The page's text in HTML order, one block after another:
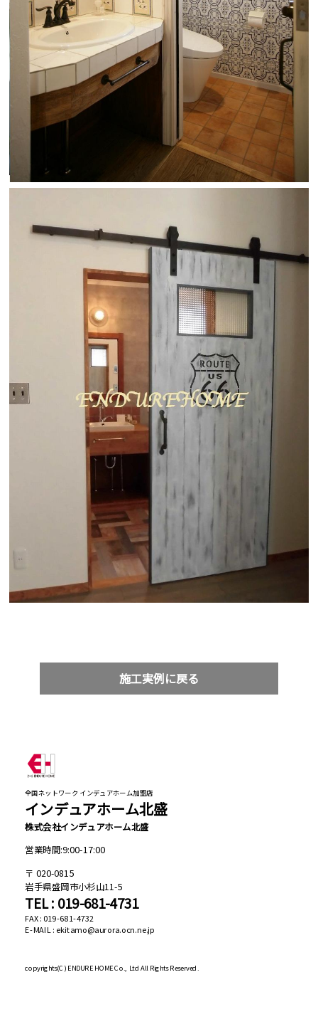
施工実例に戻る
全国ネットワーク インデュアホーム加盟店
インデュアホーム北盛
株式会社インデュアホーム北盛
営業時間:9:00-17:00
020-0815
岩手県盛岡市小杉山11-5
TEL : 019-681-4731
FAX : 019-681-4732
E-MAIL : ekitamo@aurora.ocn.ne.jp
copyrights(C)ENDURE HOME Co., Ltd All Rights Reserved.